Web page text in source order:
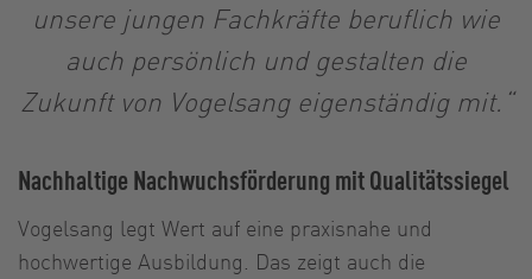
unsere jungen Fachkräfte beruflich wie
auch persönlich und gestalten die
Zukunft von Vogelsang eigenständig mit.“
Nachhaltige Nachwuchsförderung mit Qualitätssiegel
Vogelsang legt Wert auf eine praxisnahe und
hochwertige Ausbildung. Das zeigt auch die